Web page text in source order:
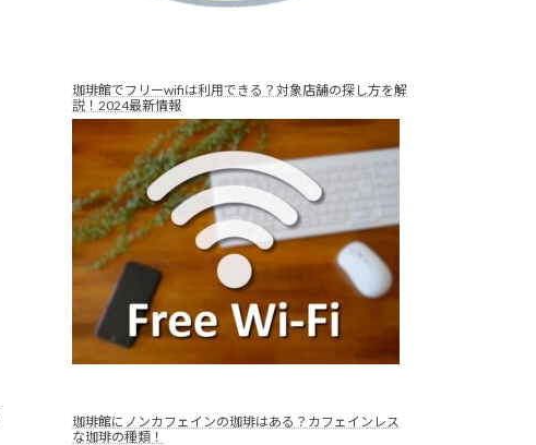
珈琲館でフリーwifiは利用できる？対象店舗の探し方を解
説！2024最新情報
珈琲館にノンカフェインの珈琲はある？カフェインレス
な珈琲の種類！